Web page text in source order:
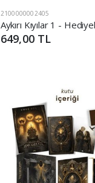
2100000002405
649,00 TL